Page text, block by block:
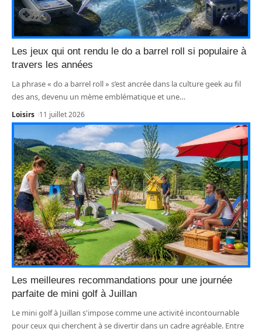
Les jeux qui ont rendu le do a barrel roll si populaire à
travers les années
La phrase « do a barrel roll » s’est ancrée dans la culture geek au fil
des ans, devenu un mème emblématique et une…
Loisirs 11 juillet 2026
Les meilleures recommandations pour une journée
parfaite de mini golf à Juillan
Le mini golf à Juillan s'impose comme une activité incontournable
pour ceux qui cherchent à se divertir dans un cadre agréable. Entre